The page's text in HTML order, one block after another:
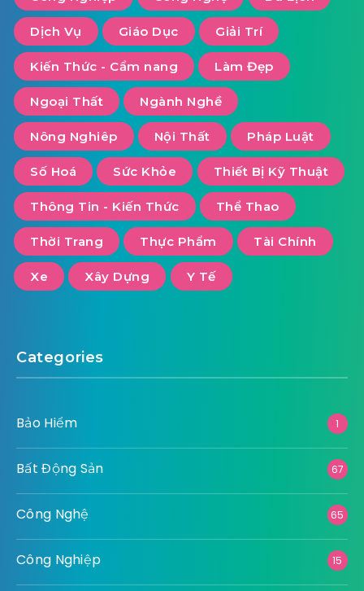
Dịch Vụ Giáo Dục Giải Trí
Kiến Thức - Cẩm nang Làm Đẹp
Ngoại Thất Ngành Nghề
Nông Nghiêp Nội Thất Pháp Luật
Số Hoá Sức Khỏe Thiết Bị Kỹ Thuật
Thông Tin - Kiến Thức Thể Thao
Thời Trang Thực Phẩm Tài Chính
Xe Xây Dựng Y Tế
Categories
Bảo Hiểm 1
Bất Động Sản 67
Công Nghệ 65
Công Nghiệp 15